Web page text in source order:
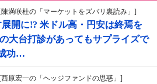
満咲杜の「マーケットをズバリ裏読み」]
開に!? 米ドル高・円安は終焉を
大台打診があってもサプライズで
功…
原宏一の「ヘッジファンドの思惑」]